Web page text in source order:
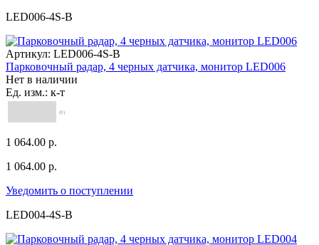
LED006-4S-B
Артикул: LED006-4S-B
Парковочный радар, 4 черных датчика, монитор LED006
Нет в наличии
Ед. изм.: к-т
(0)
1 064.00 р.
1 064.00 р.
Уведомить о поступлении
LED004-4S-B